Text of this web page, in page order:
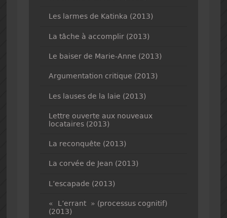
Les larmes de Katinka (2013)
La tâche à accomplir (2013)
Le baiser de Marie-Anne (2013)
Argumentation critique (2013)
Les lauses de la laie (2013)
Lettre ouverte aux nouveaux
locataires (2013)
La reconquête (2013)
La corvée de Jean (2013)
L’escapade (2013)
« L’errant » (processus cognitif)
(2013)